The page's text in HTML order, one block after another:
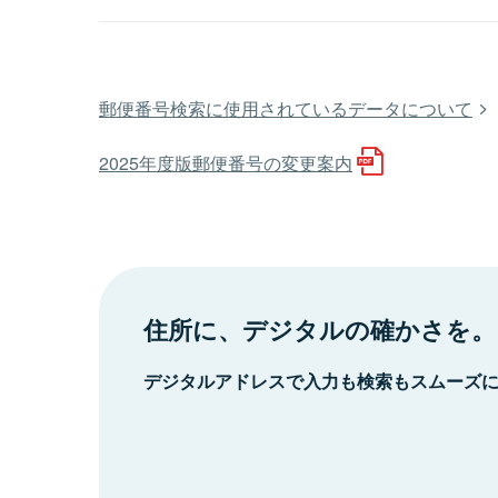
郵便番号検索に使用されているデータについて
2025年度版郵便番号の変更案内
住所に、デジタルの確かさを。
デジタルアドレスで入力も検索もスムーズ